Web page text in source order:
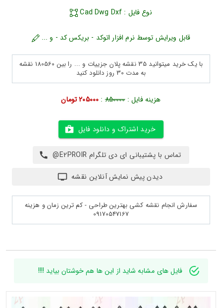
نوع فایل : Cad Dwg Dxf
قابل ویرایش توسط نرم افزار اتوکد - بریکس کد - و ...
با یک خرید میتوانید 35 نقشه پلان جزییات و ... را بین 180560 نقشه
به مدت 30 روز دانلود کنید
هزینه فایل :850000
: 205000 تومان
خرید اشتراک و دانلود فایل
تماس با پشتیبانی ای دی تلگرام E2PROIR@
دیدن پیش نمایش آنلاین نقشه
سفارش انجام نقشه کشی بهترین طراحی - کم ترین زمان و هزینه
09170547167
فایل های مشابه شاید از این ها هم خوشتان بیاید !!!!